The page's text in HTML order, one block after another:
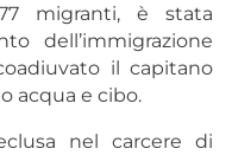
migranti, è stata
dell’immigrazione
il capitano
acqua e cibo.
nel carcere di